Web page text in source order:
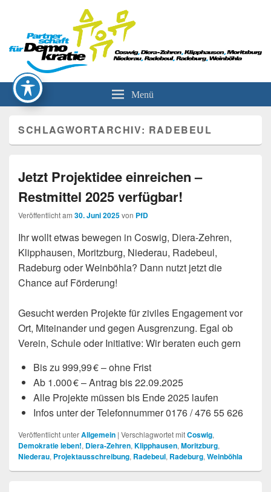
Partnerschaft für Demokratie
Menü
SCHLAGWORTARCHIV: RADEBEUL
Jetzt Projektidee einreichen –
Restmittel 2025 verfügbar!
Veröffentlicht am 30. Juni 2025von PfD
Ihr wollt etwas bewegen in Coswig, Diera-Zehren,
Klipphausen, Moritzburg, Niederau, Radebeul,
Radeburg oder Weinböhla? Dann nutzt jetzt die
Chance auf Förderung!
Gesucht werden Projekte für ziviles Engagement vor
Ort, Miteinander und gegen Ausgrenzung. Egal ob
Verein, Schule oder Initiative: Wir beraten euch gern
Bis zu 999,99 € – ohne Frist
Ab 1.000 € – Antrag bis 22.09.2025
Alle Projekte müssen bis Ende 2025 laufen
Infos unter der Telefonnummer 0176 / 476 55 626
Veröffentlicht unterAllgemein | Verschlagwortet mitCoswig,
Demokratie leben!, Diera-Zehren, Klipphausen, Moritzburg,
Niederau, Projektausschreibung, Radebeul, Radeburg, Weinböhla